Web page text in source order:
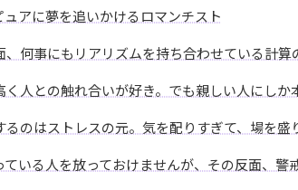
ュアに夢を追いかけるロマンチスト
、何事にもリアリズムを持ち合わせている計算
く人との触れ合いが好き。でも親しい人にし
るのはストレスの元。気を配りすぎて、場を
ている人を放っておけませんが、その反面、警